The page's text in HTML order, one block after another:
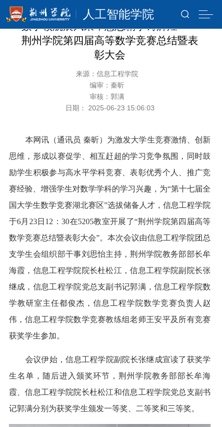
人工智能学院
数学领航展风采，慧思精学铸辉煌——
荆州学院第四届高等数学竞赛总结暨表
彰大会
来源：信息工程学院
编审：秦昕
审核：郭满
日期： 2025-06-23 15:06:03
本网讯（通讯员 秦昕）为激发大学生竞赛激情、创新
思维，形成以赛促学、相互赶超的学习竞争氛围，同时鼓
励学生积极参与高水平学科竞赛、表彰优秀个人、推广竞
赛经验、增强学生对数学学科的学习兴趣，为“第十七届全
国大学生数学竞赛湖北赛区”选拔储备人才，信息工程学院
于6月23日12：30在5205教室开展了“荆州学院第四届高等
数学竞赛总结暨表彰大会”。本次会议由信息工程学院团总
支学生会组织部干事刘思怡主持，荆州学院教务部部长牟
海霞，信息工程学院院长杜松江，信息工程学院副院长张
继成，信息工程学院党总支副书记郭满，信息工程学院数
学教研室主任都俊杰，信息工程学院数学竞赛负责人赵
伟，信息工程学院数学竞赛教练组老师王安平及所有竞赛
获奖学生参加。
会议伊始，信息工程学院副院长张继成宣读了获奖学
生名单，随后进入颁奖环节，荆州学院教务部部长牟海
霞、信息工程学院院长杜松江和信息工程学院党总支副书
记郭满分别为获奖学生颁发一等奖、二等奖和三等奖。